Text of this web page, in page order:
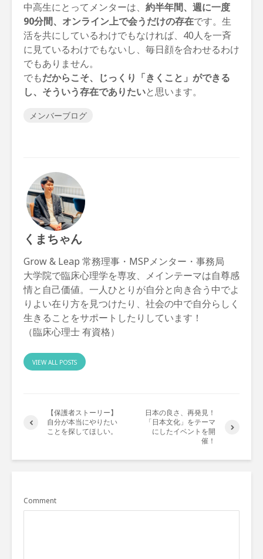
中高生にとってメンターは、 約半年間、週に一度
90分間、オンライン上で会うだけの存在です。生
活を共にしているわけでもなければ、40人を一斉
に見ているわけでもないし、毎日顔を合わせるわけ
でもありません。
でもだからこそ、じっくり「きくこと」ができる
し、そういう存在でありたいと思います。
メンバーブログ
くまちゃん
Grow & Leap 常務理事・MSPメンター・事務局
大学院で臨床心理学を専攻、メインテーマは自尊感
情と自己価値。一人ひとりが自分と向き合う中でよ
りよい在り方を見つけたり、社会の中で自分らしく
生きることをサポートしたりしています！
（臨床心理士 有資格）
VIEW ALL POSTS
【保護者ストーリー】
自分が本当にやりたい
ことを探してほしい。
日本の良さ、再発見！
「日本文化」をテーマ
にしたイベントを開
催！
Comment